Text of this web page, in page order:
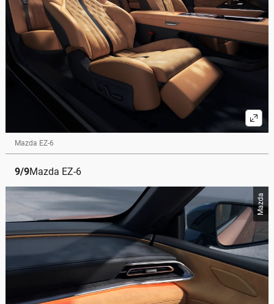
Mazda EZ-6
9/9Mazda EZ-6
Mazda